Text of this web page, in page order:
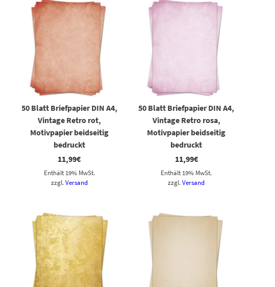
50 Blatt Briefpapier DIN A4,
Vintage Retro rot,
Motivpapier beidseitig
bedruckt
11,99€
Enthält 19% MwSt.
zzgl.Versand
50 Blatt Briefpapier DIN A4,
Vintage Retro rosa,
Motivpapier beidseitig
bedruckt
11,99€
Enthält 19% MwSt.
zzgl.Versand